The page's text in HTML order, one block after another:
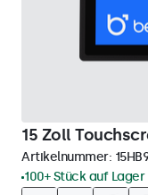
15 Zoll
Artikelnummer:
100+ Stück auf Lager